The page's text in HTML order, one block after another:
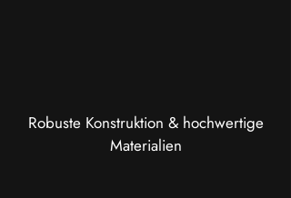
Robuste Konstruktion & hochwertige
Materialien